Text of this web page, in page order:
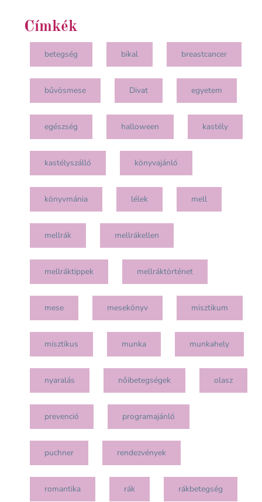
Címkék
betegség bikal breastcancer
bűvösmese Divat egyetem
egészség halloween kastély
kastélyszálló könyvajánló
könyvmánia lélek mell
mellrák mellrákellen
mellráktippek mellráktörténet
mese mesekönyv misztikum
misztikus munka munkahely
nyaralás nőibetegségek olasz
prevenció programajánló
puchner rendezvények
romantika rák rákbetegség